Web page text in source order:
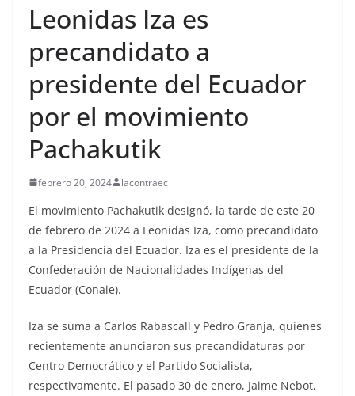
Leonidas Iza es
precandidato a
presidente del Ecuador
por el movimiento
Pachakutik
febrero 20, 2024 lacontraec
El movimiento Pachakutik designó, la tarde de este 20
de febrero de 2024 a Leonidas Iza, como precandidato
a la Presidencia del Ecuador. Iza es el presidente de la
Confederación de Nacionalidades Indígenas del
Ecuador (Conaie).
Iza se suma a Carlos Rabascall y Pedro Granja, quienes
recientemente anunciaron sus precandidaturas por
Centro Democrático y el Partido Socialista,
respectivamente. El pasado 30 de enero, Jaime Nebot,